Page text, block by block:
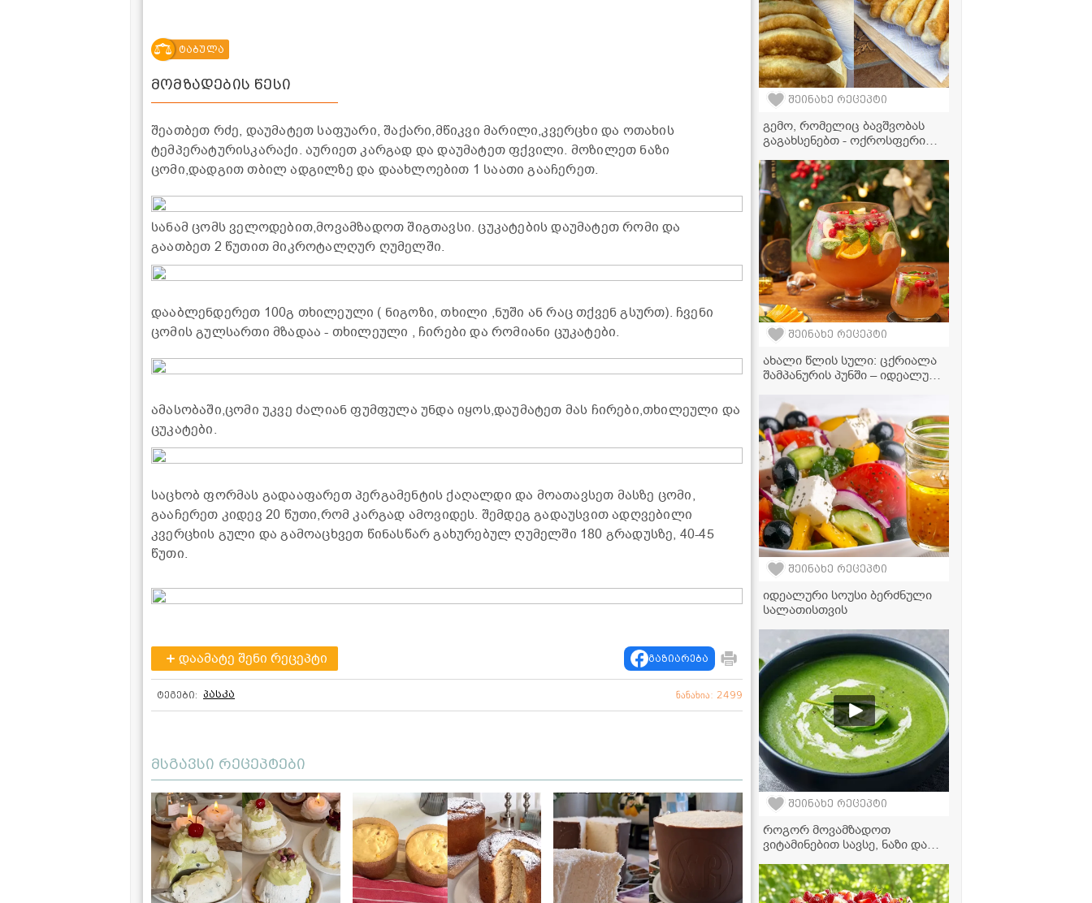
ტაბულა
მომზადების წესი
შეათბეთ რძე, დაუმატეთ საფუარი, შაქარი,მწიკვი მარილი,კვერცხი და ოთახის
ტემპერატურისკარაქი. აურიეთ კარგად და დაუმატეთ ფქვილი. მოზილეთ ნაზი
ცომი,დადგით თბილ ადგილზე და დაახლოებით 1 საათი გააჩერეთ.
სანამ ცომს ველოდებით,მოვამზადოთ შიგთავსი. ცუკატების დაუმატეთ რომი და
გაათბეთ 2 წუთით მიკროტალღურ ღუმელში.
დააბლენდერეთ 100გ თხილეული ( ნიგოზი, თხილი ,ნუში ან რაც თქვენ გსურთ). ჩვენი
ცომის გულსართი მზადაა - თხილეული , ჩირები და რომიანი ცუკატები.
ამასობაში,ცომი უკვე ძალიან ფუმფულა უნდა იყოს,დაუმატეთ მას ჩირები,თხილეული და
ცუკატები.
საცხობ ფორმას გადააფარეთ პერგამენტის ქაღალდი და მოათავსეთ მასზე ცომი,
გააჩერეთ კიდევ 20 წუთი,რომ კარგად ამოვიდეს. შემდეგ გადაუსვით ადღვებილი
კვერცხის გული და გამოაცხვეთ წინასწარ გახურებულ ღუმელში 180 გრადუსზე, 40-45
წუთი.
დაამატე შენი რეცეპტი გაზიარება
ტეგები: პასკა ნანახია: 2499
მსგავსი რეცეპტები
შეინახე რეცეპტი
გემო, რომელიც ბავშვობას
გაგახსენებთ - ოქროსფერი
და ყველით
შეინახე რეცეპტი
ახალი წლის სული: ცქრიალა
შამპანურის პუნში – იდეალური
განწყობისთვის!
შეინახე რეცეპტი
იდეალური სოუსი ბერძნული
სალათისთვის
შეინახე რეცეპტი
როგორ მოვამზადოთ
ვიტამინებით სავსე, ნაზი და
20 წუთში - ისპანახის კრემ-
სუპის რეცეპტი